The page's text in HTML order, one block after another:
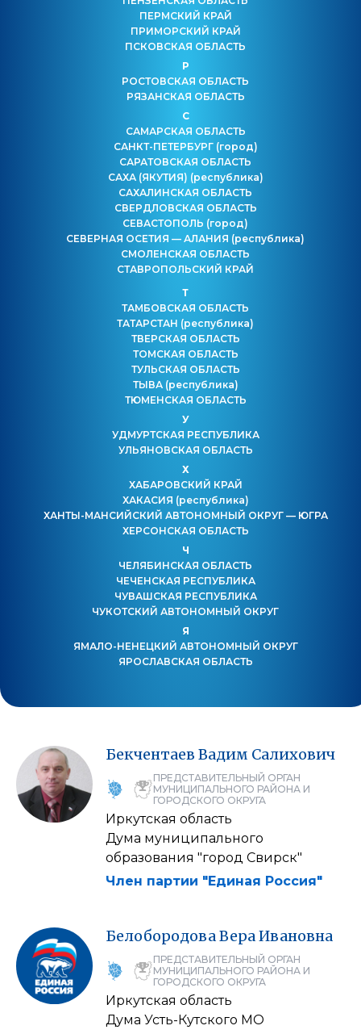
ПЕРМСКИЙ КРАЙ
ПРИМОРСКИЙ КРАЙ
ПСКОВСКАЯ ОБЛАСТЬ
Р
РОСТОВСКАЯ ОБЛАСТЬ
РЯЗАНСКАЯ ОБЛАСТЬ
С
САМАРСКАЯ ОБЛАСТЬ
САНКТ-ПЕТЕРБУРГ (город)
САРАТОВСКАЯ ОБЛАСТЬ
САХА (ЯКУТИЯ) (республика)
САХАЛИНСКАЯ ОБЛАСТЬ
СВЕРДЛОВСКАЯ ОБЛАСТЬ
СЕВАСТОПОЛЬ (город)
СЕВЕРНАЯ ОСЕТИЯ — АЛАНИЯ (республика)
СМОЛЕНСКАЯ ОБЛАСТЬ
СТАВРОПОЛЬСКИЙ КРАЙ
Т
ТАМБОВСКАЯ ОБЛАСТЬ
ТАТАРСТАН (республика)
ТВЕРСКАЯ ОБЛАСТЬ
ТОМСКАЯ ОБЛАСТЬ
ТУЛЬСКАЯ ОБЛАСТЬ
ТЫВА (республика)
ТЮМЕНСКАЯ ОБЛАСТЬ
У
УДМУРТСКАЯ РЕСПУБЛИКА
УЛЬЯНОВСКАЯ ОБЛАСТЬ
Х
ХАБАРОВСКИЙ КРАЙ
ХАКАСИЯ (республика)
ХАНТЫ-МАНСИЙСКИЙ АВТОНОМНЫЙ ОКРУГ — ЮГРА
ХЕРСОНСКАЯ ОБЛАСТЬ
Ч
ЧЕЛЯБИНСКАЯ ОБЛАСТЬ
ЧЕЧЕНСКАЯ РЕСПУБЛИКА
ЧУВАШСКАЯ РЕСПУБЛИКА
ЧУКОТСКИЙ АВТОНОМНЫЙ ОКРУГ
Я
ЯМАЛО-НЕНЕЦКИЙ АВТОНОМНЫЙ ОКРУГ
ЯРОСЛАВСКАЯ ОБЛАСТЬ
Бекчентаев Вадим Салихович
ПРЕДСТАВИТЕЛЬНЫЙ ОРГАН
МУНИЦИПАЛЬНОГО РАЙОНА И
ГОРОДСКОГО ОКРУГА
Иркутская область
Дума муниципального
образования "город Свирск"
Член партии "Единая Россия"
Белобородова Вера Ивановна
ПРЕДСТАВИТЕЛЬНЫЙ ОРГАН
МУНИЦИПАЛЬНОГО РАЙОНА И
ГОРОДСКОГО ОКРУГА
Иркутская область
Дума Усть-Кутского МО